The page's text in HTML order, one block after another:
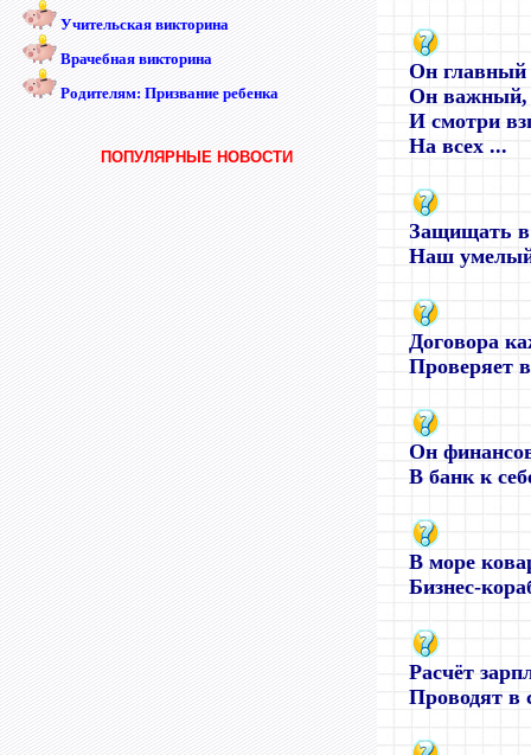
Учительская викторина
Врачебная викторина
Родителям: Призвание ребенка
ПОПУЛЯРНЫЕ НОВОСТИ
Он главный
Он важный,
И смотри
На всех ...
Защищать в
Наш
Договора
Проверяет
Он
В банк к
В море
Бизнес-
Расчёт
Проводят в